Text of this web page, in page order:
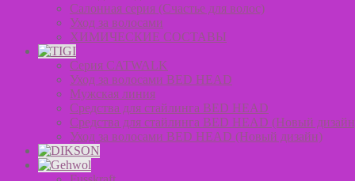
Салонная серия (Счастье для волос)
Уход за волосами
ХИМИЧЕСКИЕ СОСТАВЫ
Серия CATWALK
Уход за волосами BED HEAD
Мужская линия
Средства для стайлинга BED HEAD
Средства для стайлинга BED HEAD (Новый
Уход за волосами BED HEAD (Новый дизайн)